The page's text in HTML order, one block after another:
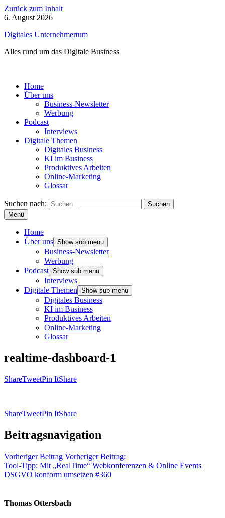
Zurück zum Inhalt
6. August 2026
Digitales Unternehmertum
Alles rund um das Digitale Business
Home
Über uns
Business-Newsletter
Werbung
Podcast
Interviews
Digitale Themen
Digitales Business
KI im Business
Produktives Arbeiten
Online-Marketing
Glossar
Suchen nach:
Menü
Home
Über uns Show sub menu
Business-Newsletter
Werbung
Podcast Show sub menu
Interviews
Digitale Themen Show sub menu
Digitales Business
KI im Business
Produktives Arbeiten
Online-Marketing
Glossar
realtime-dashboard-1
ShareTweetPin ItShare
ShareTweetPin ItShare
Beitragsnavigation
Vorheriger Beitrag Vorheriger Beitrag:
Tool-Tipp: Mit „RealTime“ Webkonferenzen & Online Events
DSGVO konform umsetzen #360
Thomas Ottersbach